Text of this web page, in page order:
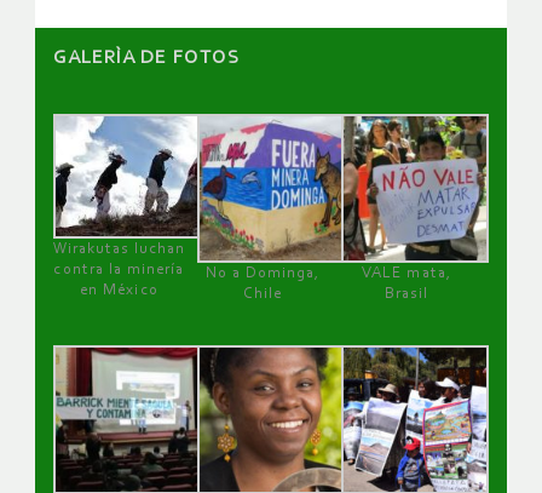
GALERÌA DE FOTOS
Wirakutas luchan
contra la minería
en México
No a Dominga,
Chile
VALE mata,
Brasil